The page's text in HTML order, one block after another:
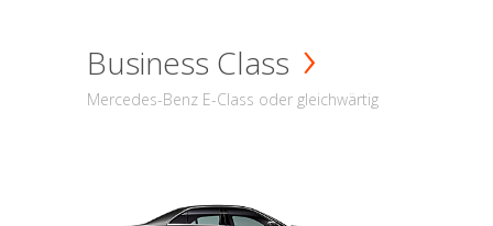
Business Class
Mercedes-Benz E-Class oder gleichwärtig